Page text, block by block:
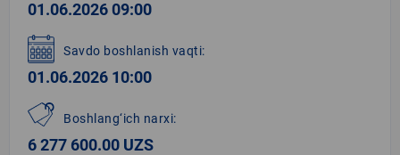
5
01.06.2026 09:00
Savdo boshlanish vaqti:
01.06.2026 10:00
Boshlang‘ich narxi:
6 277 600.00 UZS